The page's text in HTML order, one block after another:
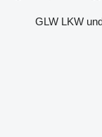
GLW LKW